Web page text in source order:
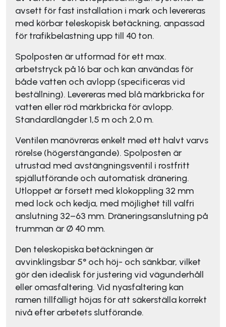
avsett för fast installation i mark och levereras
med körbar teleskopisk betäckning, anpassad
för trafikbelastning upp till 40 ton.
Spolposten är utformad för ett max.
arbetstryck på 16 bar och kan användas för
både vatten och avlopp (specificeras vid
beställning). Levereras med blå märkbricka för
vatten eller röd märkbricka för avlopp.
Standardlängder 1,5 m och 2,0 m.
Ventilen manövreras enkelt med ett halvt varvs
rörelse (högerstängande). Spolposten är
utrustad med avstängningsventil i rostfritt
spjällutförande och automatisk dränering.
Utloppet är försett med klokoppling 32 mm
med lock och kedja, med möjlighet till valfri
anslutning 32–63 mm. Dräneringsanslutning på
trumman är Ø 40 mm.
Den teleskopiska betäckningen är
avvinklingsbar 5° och höj- och sänkbar, vilket
gör den idealisk för justering vid vägunderhåll
eller omasfaltering. Vid nyasfaltering kan
ramen tillfälligt höjas för att säkerställa korrekt
nivå efter arbetets slutförande.